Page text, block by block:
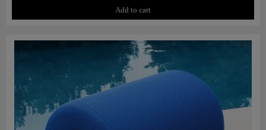
Add to cart